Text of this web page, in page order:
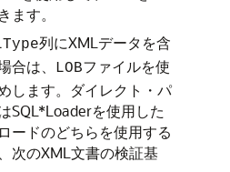
ます。
列にXMLデータを含
合は、
LOBファイルを使
します。ダイレクト・パ
SQL*Loaderを使用した
ードのどちらを使用する
次のXML文書の検証基